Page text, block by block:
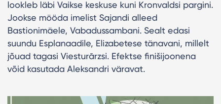
lookleb läbi Vaikse keskuse kuni Kronvaldsi pargini.
Jookse mööda imelist Sajandi alleed
Bastionimäele, Vabadussambani. Sealt edasi
suundu Esplanaadile, Elizabetese tänavani, millelt
jõuad tagasi Viesturārzsi. Efektse finišijoonena
võid kasutada Aleksandri väravat.